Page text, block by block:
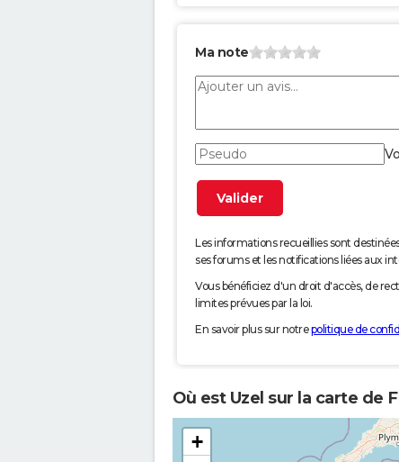
Ma note
Les informations recueillies sont
ses forums et les notifications liées aux
Vous bénéficiez d'un droit d'accès, de
limites prévues par la loi.
En savoir plus sur notrepolitique de
Où est Uzel sur la carte de
+